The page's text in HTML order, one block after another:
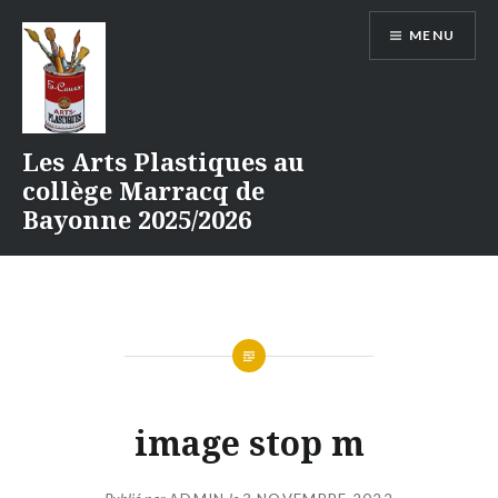
contenu
Les Arts Plastiques au
collège Marracq de
Bayonne 2025/2026
MENU
image stop m